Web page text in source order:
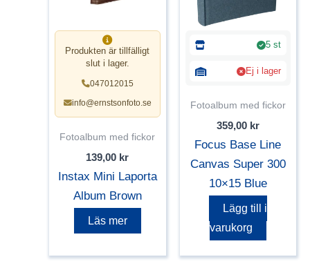
Produkten är tillfälligt
slut i lager.
047012015
info@ernstsonfoto.se
Fotoalbum med fickor
139,00 kr
Instax Mini Laporta
Album Brown
Läs mer
5 st
Ej i lager
Fotoalbum med fickor
359,00 kr
Focus Base Line
Canvas Super 300
10×15 Blue
Lägg till i
varukorg